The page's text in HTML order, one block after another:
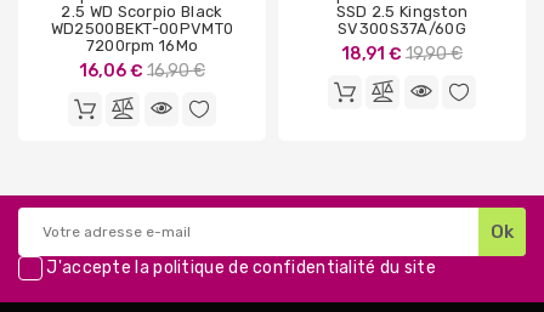
2.5 WD Scorpio Black
WD2500BEKT-00PVMT0
7200rpm 16Mo
16,06 € Prix
base
16,90 €
SSD 2.5 Kingston
SV300S37A/60G
18,91 € Prix
base
19,90 €
J'accepte lapolitique de confidentialité du site